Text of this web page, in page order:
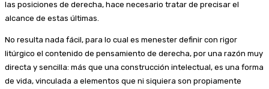
las posiciones de derecha, hace necesario tratar de precisar el
alcance de estas últimas.
No resulta nada fácil, para lo cual es menester definir con rigor
litúrgico el contenido de pensamiento de derecha, por una razón muy
directa y sencilla: más que una construcción intelectual, es una forma
de vida, vinculada a elementos que ni siquiera son propiamente